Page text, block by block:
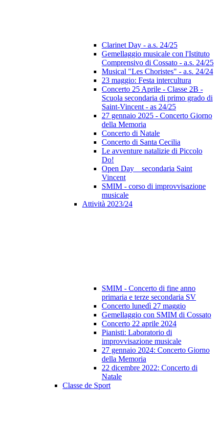
Clarinet Day - a.s. 24/25
Gemellaggio musicale con l'Istituto
Comprensivo di Cossato - a.s. 24/25
Musical "Les Choristes" - a.s. 24/24
23 maggio: Festa intercultura
Concerto 25 Aprile - Classe 2B -
Scuola secondaria di primo grado di
Saint-Vincent - as 24/25
27 gennaio 2025 - Concerto Giorno
della Memoria
Concerto di Natale
Concerto di Santa Cecilia
Le avventure natalizie di Piccolo
Do!
Open Day _ secondaria Saint
Vincent
SMIM - corso di improvvisazione
musicale
Attività 2023/24
SMIM - Concerto di fine anno
primaria e terze secondaria SV
Concerto lunedì 27 maggio
Gemellaggio con SMIM di Cossato
Concerto 22 aprile 2024
Pianisti: Laboratorio di
improvvisazione musicale
27 gennaio 2024: Concerto Giorno
della Memoria
22 dicembre 2022: Concerto di
Natale
Classe de Sport